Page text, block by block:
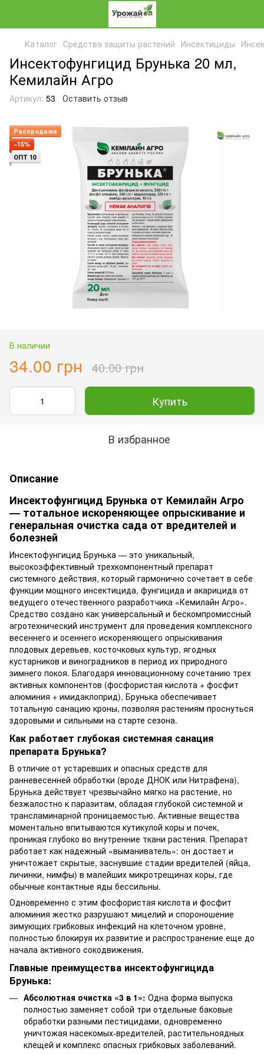
Каталог Средства защиты растений Инсектициды
Инсектофунгицид Брунька 20 мл,
Кемилайн Агро
Артикул: 53 Оставить отзыв
Распродажа
−15%
ОПТ 10
В наличии
34.00 грн 40.00 грн
Купить
В избранное
Описание
Инсектофунгицид Брунька от Кемилайн Агро
— тотальное искореняющее опрыскивание и
генеральная очистка сада от вредителей и
болезней
Инсектофунгицид Брунька — это уникальный,
высокоэффективный трехкомпонентный препарат
системного действия, который гармонично сочетает в себе
функции мощного инсектицида, фунгицида и акарицида от
ведущего отечественного разработчика «Кемилайн Агро».
Средство создано как универсальный и бескомпромиссный
агротехнический инструмент для проведения комплексного
весеннего и осеннего искореняющего опрыскивания
плодовых деревьев, косточковых культур, ягодных
кустарников и виноградников в период их природного
зимнего покоя. Благодаря инновационному сочетанию трех
активных компонентов (фосфористая кислота + фосфит
алюминия + имидаклоприд), Брунька обеспечивает
тотальную санацию кроны, позволяя растениям проснуться
здоровыми и сильными на старте сезона.
Как работает глубокая системная санация
препарата Брунька?
В отличие от устаревших и опасных средств для
ранневесенней обработки (вроде ДНОК или Нитрафена),
Брунька действует чрезвычайно мягко на растение, но
безжалостно к паразитам, обладая глубокой системной и
трансламинарной проницаемостью. Активные вещества
моментально впитываются кутикулой коры и почек,
проникая глубоко во внутренние ткани растения. Препарат
работает как надежный «выманиватель»: он достает и
уничтожает скрытые, заснувшие стадии вредителей (яйца,
личинки, нимфы) в малейших микротрещинах коры, где
обычные контактные яды бессильны.
Одновременно с этим фосфористая кислота и фосфит
алюминия жестко разрушают мицелий и спороношение
зимующих грибковых инфекций на клеточном уровне,
полностью блокируя их развитие и распространение еще до
начала активного сокодвижения.
Главные преимущества инсектофунгицида
Брунька:
Абсолютная очистка «3 в 1»: Одна форма выпуска
полностью заменяет собой три отдельные баковые
обработки разными пестицидами, одновременно
уничтожая насекомых-вредителей, растительноядных
клещей и комплекс опасных грибковых заболеваний.